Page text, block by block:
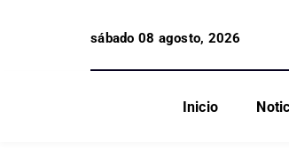
sábado 08 agosto, 2026
Inicio